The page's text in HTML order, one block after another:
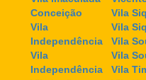
Conceição
Vila
Independência
Vila
Independência
Vila
Vila
Vila
Vila
Vila